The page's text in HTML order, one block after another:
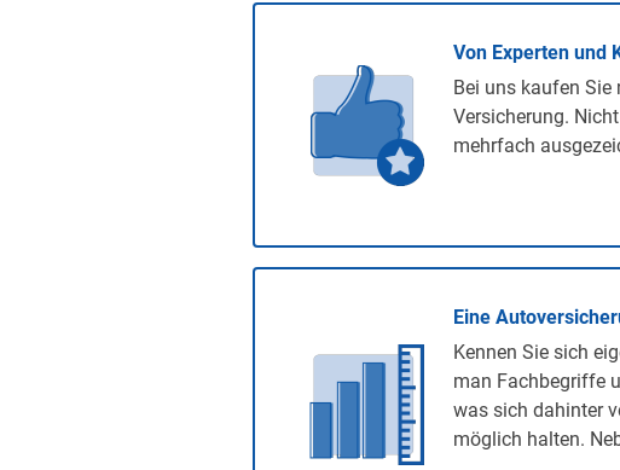
Von Experten und
Bei uns kaufen Sie
Versicherung.
mehrfach
Eine
Kennen Sie sich
man Fachbegriffe
was sich dahinter
möglich halten.